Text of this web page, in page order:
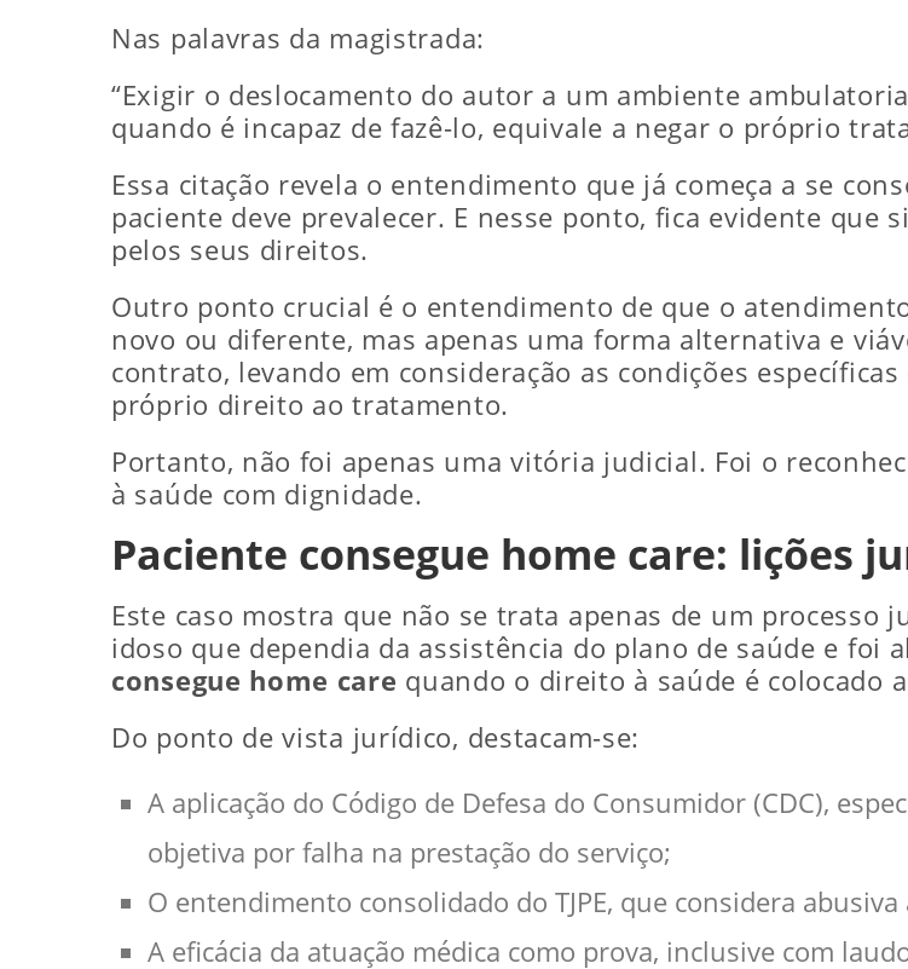
Nas palavras da magistrada:
“Exigir o deslocamento do autor a um ambiente
quando é incapaz de fazê-lo, equivale a negar o próprio
Essa citação revela o entendimento que já começa a se
paciente deve prevalecer. E nesse ponto, fica evidente que
pelos seus direitos.
Outro ponto crucial é o entendimento de que o
novo ou diferente, mas apenas uma forma alternativa e
contrato, levando em consideração as condições
próprio direito ao tratamento.
Portanto, não foi apenas uma vitória judicial. Foi o
à saúde com dignidade.
Paciente consegue home care: lições
Este caso mostra que não se trata apenas de um processo
idoso que dependia da assistência do plano de saúde e foi
consegue home care quando o direito à saúde é colocado
Do ponto de vista jurídico, destacam-se:
A aplicação do Código de Defesa do Consumidor (CDC),
objetiva por falha na prestação do serviço;
O entendimento consolidado do TJPE, que considera
A eficácia da atuação médica como prova, inclusive com